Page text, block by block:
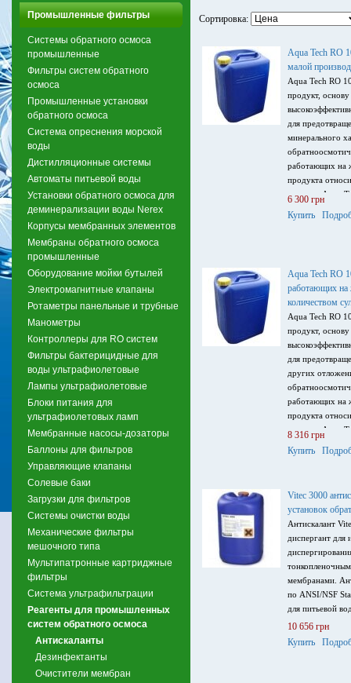
Промышленные фильтры
Системы обратного осмоса
промышленные
Фильтры систем обратного
осмоса
Промышленные установки
обратного осмоса
Система опреснения морской
воды
Дистилляционные системы
Автоматы питьевой воды
Установки обратного осмоса для
деминерализации воды Nerex
Корпусы мембранных элементов
Мембраны обратного осмоса
промышленные
Оборудование мойки бутылей
Электромагнитные клапаны
Ротаметры панельные и трубные
Манометры
Контроллеры для RO систем
Фильтры бактерицидные для
воды ультрафиолетовые
Лампы ультрафиолетовые
Блоки питания для
ультрафиолетовых ламп
Мембранные насосы-дозаторы
Баллоны для фильтров
Управляющие клапаны
Солевые баки
Загрузки для фильтров
Системы очистки воды
Механические фильтры
мешочного типа
Мультипатронные картриджные
фильтры
Система ультрафильтрации
Реагенты для промышленных
систем обратного осмоса
Антискаланты
Дезинфектанты
Очистители мембран
Сортировка:
Aqua Tech RO
малой
Aqua Tech RO
продукт, основу
для
минерального
работающих на
продукта
поэтому Aqua
воду питьевого
6 300 грн
Купить
Aqua Tech RO
работающих на
количеством
Aqua Tech RO
продукт, основу
для
других
работающих на
продукта
поэтому Aqua
воду питьевого
8 316 грн
Купить
Vitec 3000
установок
Антискалант
диспергант для
мембранами.
по ANSI/NSF
для питьевой
10 656 грн
Купить